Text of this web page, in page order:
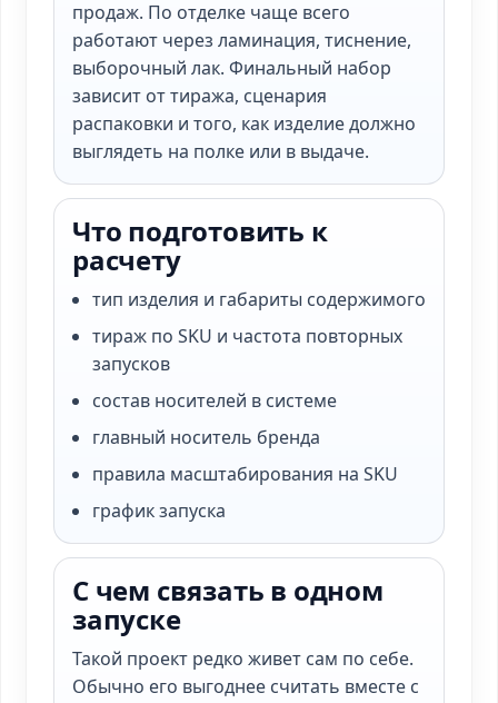
продаж. По отделке чаще всего
работают через ламинация, тиснение,
выборочный лак. Финальный набор
зависит от тиража, сценария
распаковки и того, как изделие должно
выглядеть на полке или в выдаче.
Что подготовить к
расчету
тип изделия и габариты содержимого
тираж по SKU и частота повторных
запусков
состав носителей в системе
главный носитель бренда
правила масштабирования на SKU
график запуска
С чем связать в одном
запуске
Такой проект редко живет сам по себе.
Обычно его выгоднее считать вместе с